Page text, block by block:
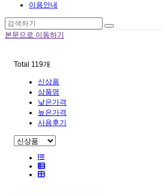
이용안내
본문으로 이동하기
Total 119개
신상품
상품명
낮은가격
높은가격
사용후기